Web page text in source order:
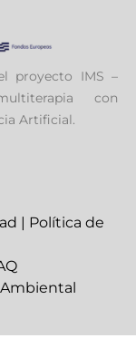
proyecto IMS –
con
Artificial.
| Política de